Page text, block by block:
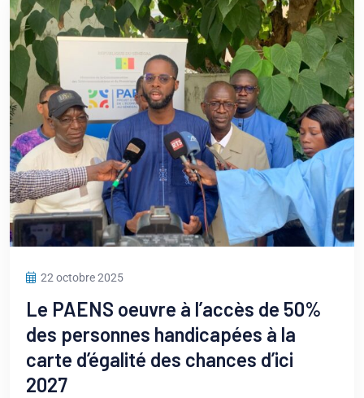
22 octobre 2025
Le PAENS oeuvre à l’accès de 50%
des personnes handicapées à la
carte d’égalité des chances d’ici
2027